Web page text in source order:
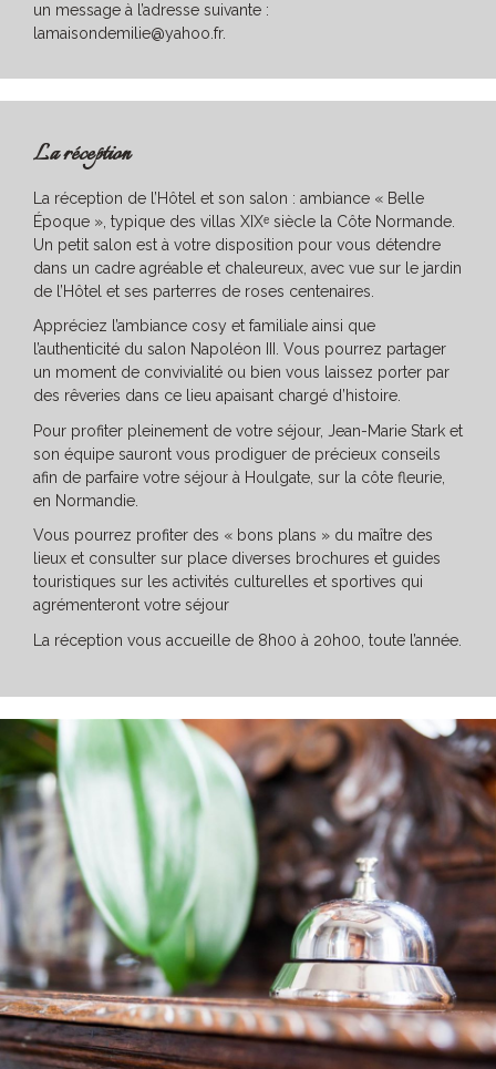
un message à l’adresse suivante :
lamaisondemilie@yahoo.fr.
La réception
La réception de l’Hôtel et son salon : ambiance « Belle
Époque », typique des villas XIXᵉ siècle la Côte Normande.
Un petit salon est à votre disposition pour vous détendre
dans un cadre agréable et chaleureux, avec vue sur le jardin
de l’Hôtel et ses parterres de roses centenaires.
Appréciez l’ambiance cosy et familiale ainsi que
l’authenticité du salon Napoléon III. Vous pourrez partager
un moment de convivialité ou bien vous laissez porter par
des rêveries dans ce lieu apaisant chargé d’histoire.
Pour profiter pleinement de votre séjour, Jean-Marie Stark et
son équipe sauront vous prodiguer de précieux conseils
afin de parfaire votre séjour à Houlgate, sur la côte fleurie,
en Normandie.
Vous pourrez profiter des « bons plans » du maître des
lieux et consulter sur place diverses brochures et guides
touristiques sur les activités culturelles et sportives qui
agrémenteront votre séjour
La réception vous accueille de 8h00 à 20h00, toute l’année.